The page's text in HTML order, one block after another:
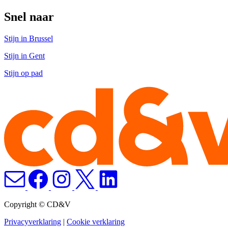
Snel naar
Stijn in Brussel
Stijn in Gent
Stijn op pad
Copyright © CD&V
Privacyverklaring | Cookie verklaring